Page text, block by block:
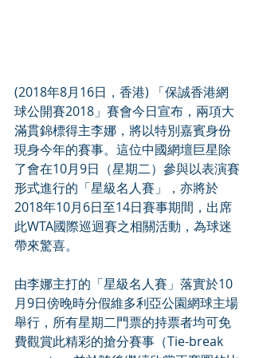
(2018年8月16日，香港) 「保誠香港網
球公開賽2018」賽會今日宣布，兩項大
滿貫錦標得主李娜，將以特別嘉賓身份
現身今年的賽事。這位中國網壇巨星除
了會在10月9日（星期二）參與以表演賽
形式進行的「星級名人賽」，亦將於
2018年10月6日至14日賽事期間，出席
此WTA國際巡迴賽之相關活動，為球迷
帶來驚喜。
由李娜主打的「星級名人賽」落實於10
月9日傍晚時分假維多利亞公園網球主場
舉行，所有星期二門票的持票者均可免
費觀賞此精彩的搶分賽事（Tie-break